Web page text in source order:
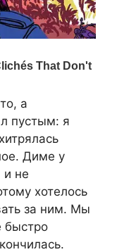
а
пустым: я
Диме у
и не
хотелось
за ним. Мы
быстро